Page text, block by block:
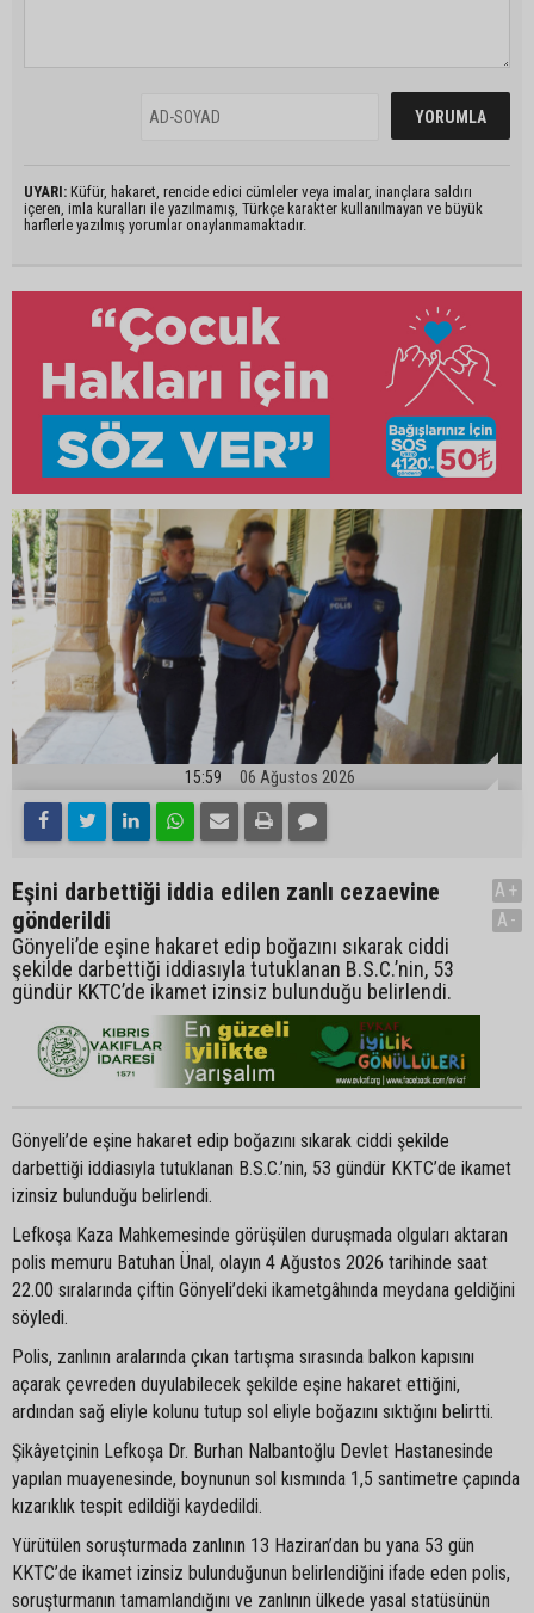
UYARI: Küfür, hakaret, rencide edici cümleler veya imalar, inançlara saldırı
içeren, imla kuralları ile yazılmamış, Türkçe karakter kullanılmayan ve büyük
harflerle yazılmış yorumlar onaylanmamaktadır.
15:59 06 Ağustos 2026
Eşini darbettiği iddia edilen zanlı cezaevine
gönderildi
Gönyeli’de eşine hakaret edip boğazını sıkarak ciddi
şekilde darbettiği iddiasıyla tutuklanan B.S.C.’nin, 53
gündür KKTC’de ikamet izinsiz bulunduğu belirlendi.
A+
A-
Gönyeli’de eşine hakaret edip boğazını sıkarak ciddi şekilde
darbettiği iddiasıyla tutuklanan B.S.C.’nin, 53 gündür KKTC’de ikamet
izinsiz bulunduğu belirlendi.
Lefkoşa Kaza Mahkemesinde görüşülen duruşmada olguları aktaran
polis memuru Batuhan Ünal, olayın 4 Ağustos 2026 tarihinde saat
22.00 sıralarında çiftin Gönyeli’deki ikametgâhında meydana geldiğini
söyledi.
Polis, zanlının aralarında çıkan tartışma sırasında balkon kapısını
açarak çevreden duyulabilecek şekilde eşine hakaret ettiğini,
ardından sağ eliyle kolunu tutup sol eliyle boğazını sıktığını belirtti.
Şikâyetçinin Lefkoşa Dr. Burhan Nalbantoğlu Devlet Hastanesinde
yapılan muayenesinde, boynunun sol kısmında 1,5 santimetre çapında
kızarıklık tespit edildiği kaydedildi.
Yürütülen soruşturmada zanlının 13 Haziran’dan bu yana 53 gün
KKTC’de ikamet izinsiz bulunduğunun belirlendiğini ifade eden polis,
soruşturmanın tamamlandığını ve zanlının ülkede yasal statüsünün